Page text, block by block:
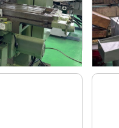
形
年